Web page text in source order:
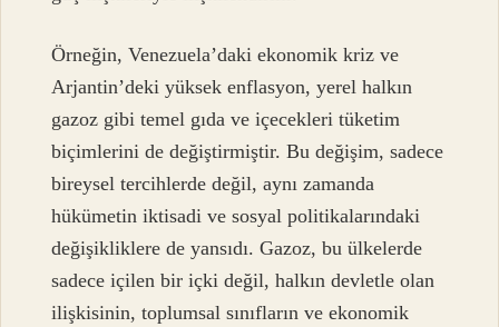
Örneğin, Venezuela’daki ekonomik kriz ve
Arjantin’deki yüksek enflasyon, yerel halkın
gazoz gibi temel gıda ve içecekleri tüketim
biçimlerini de değiştirmiştir. Bu değişim, sadece
bireysel tercihlerde değil, aynı zamanda
hükümetin iktisadi ve sosyal politikalarındaki
değişikliklere de yansıdı. Gazoz, bu ülkelerde
sadece içilen bir içki değil, halkın devletle olan
ilişkisinin, toplumsal sınıfların ve ekonomik